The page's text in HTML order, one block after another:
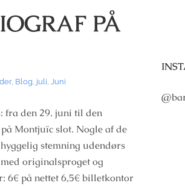
PÅ
, Blog, juli, Juni
fra den 29. juni til den
Montjuïc slot. Nogle af de
stemning udendørs
originalsproget og
6€ på nettet 6,5€ billetkontor